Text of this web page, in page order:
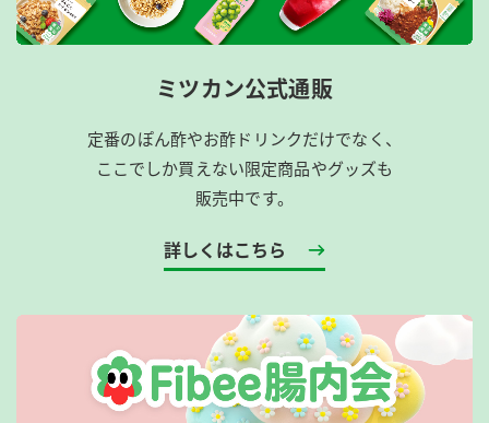
ミツカン公式通販
定番のぽん酢やお酢ドリンクだけでなく、
ここでしか買えない限定商品やグッズも
販売中です。
詳しくはこちら